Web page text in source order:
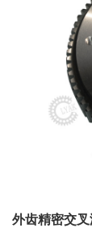
外齿精密交